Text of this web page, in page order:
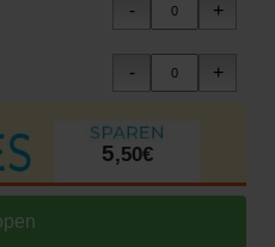
5,50€